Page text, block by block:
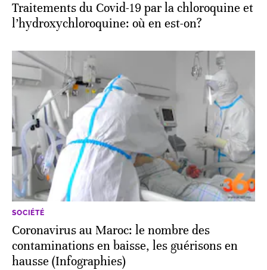
Traitements du Covid-19 par la chloroquine et
l’hydroxychloroquine: où en est-on?
SOCIÉTÉ
Coronavirus au Maroc: le nombre des
contaminations en baisse, les guérisons en
hausse (Infographies)